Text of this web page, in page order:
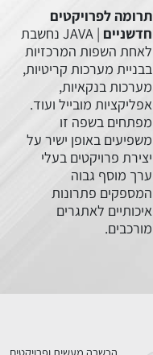
תרומה לפרויקטים
חדשניים
| JAVA נחשבת
לאחת השפות המרכזיות
בבניית מערכות קריטיות,
מערכות בנקאיות,
אפליקציות מובייל ועוד.
מפתחים בשפה זו
משפיעים באופן ישיר על
יצירת פרויקטים בעלי
ערך מוסף גבוה
המספקים פתרונות
איכותיים לאתגרים
מורכבים.